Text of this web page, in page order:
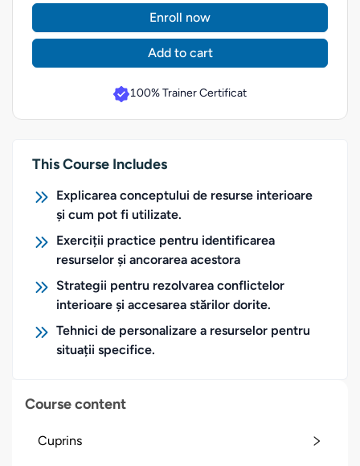
Course content
Cuprins
Enroll now
Add to cart
100% Trainer Certificat
This Course Includes
Explicarea conceptului de resurse interioare
și cum pot fi utilizate.
Exerciții practice pentru identificarea
resurselor și ancorarea acestora
Strategii pentru rezolvarea conflictelor
interioare și accesarea stărilor dorite.
Tehnici de personalizare a resurselor pentru
situații specifice.